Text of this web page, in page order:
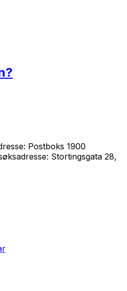
Postboks 1900
Stortingsgata 28,